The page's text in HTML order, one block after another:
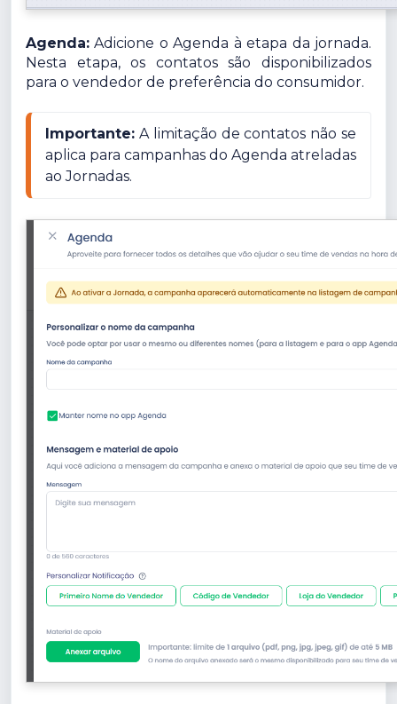
Agenda: Adicione o Agenda à etapa da jornada.
Nesta etapa, os contatos são disponibilizados
para o vendedor de preferência do consumidor.
Importante: A limitação de contatos não se
aplica para campanhas do Agenda atreladas
ao Jornadas.